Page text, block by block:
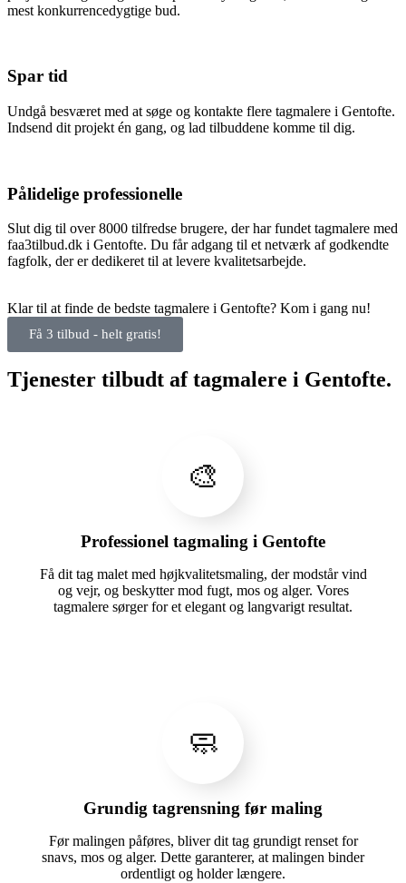
mest konkurrencedygtige bud.
Spar tid
Undgå besværet med at søge og kontakte flere tagmalere i Gentofte.
Indsend dit projekt én gang, og lad tilbuddene komme til dig.
Pålidelige professionelle
Slut dig til over 8000 tilfredse brugere, der har fundet tagmalere med
faa3tilbud.dk i Gentofte. Du får adgang til et netværk af godkendte
fagfolk, der er dedikeret til at levere kvalitetsarbejde.
Klar til at finde de bedste tagmalere i Gentofte? Kom i gang nu!
Få 3 tilbud - helt gratis!
Tjenester tilbudt af tagmalere i Gentofte.
🎨
Professionel tagmaling i Gentofte
Få dit tag malet med højkvalitetsmaling, der modstår vind
og vejr, og beskytter mod fugt, mos og alger. Vores
tagmalere sørger for et elegant og langvarigt resultat.
🧼
Grundig tagrensning før maling
Før malingen påføres, bliver dit tag grundigt renset for
snavs, mos og alger. Dette garanterer, at malingen binder
ordentligt og holder længere.